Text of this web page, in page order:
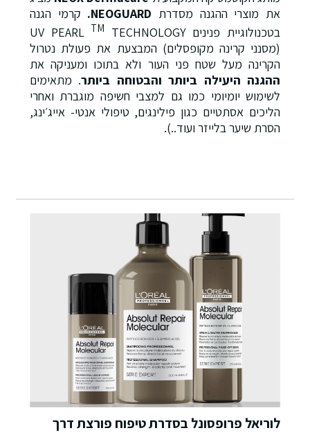
את מוצרי ההגנה מסדרת NEOGUARD.
קרמי הגנה
בטכנולוגיית פנינים UV PEARL
TM
TECHNOLOGY
(מסנני קרינה מקופסלים) המבצעת את פעולת נטרול
הקרינה מעל שטח פני העור ולא בתוכו ומעניקה את
ההגנה היעילה ביותר והבטוחה ביותר. מתאימים
לשימוש יומיומי כמו גם למצבי חשיפה מוגברת ואחרי
הליכים אסתטיים כגון פילינגים, טיפולי אנטי- אייג׳ינג,
הסרת שיער בלייזר ועוד..).
לוריאל פרופסונל בסדרת טיפוח פורצת דרך